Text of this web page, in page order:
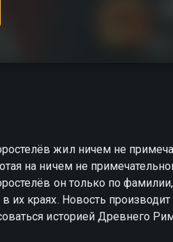
жил ничем не
на ничем не
он только по
их краях. Новость
историей Древнего
Казалось бы, смешно, но